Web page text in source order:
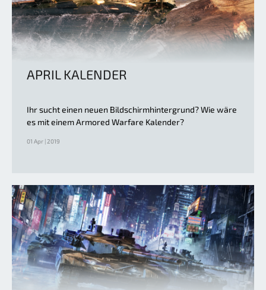
APRIL KALENDER
Ihr sucht einen neuen Bildschirmhintergrund? Wie wäre
es mit einem Armored Warfare Kalender?
01 Apr | 2019